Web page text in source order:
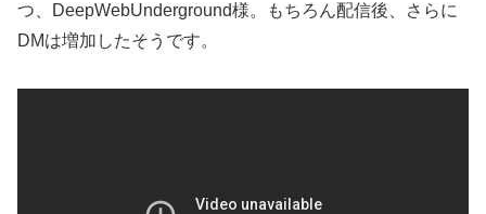
つ、DeepWebUnderground様。もちろん配信後、さらに
DMは増加したそうです。